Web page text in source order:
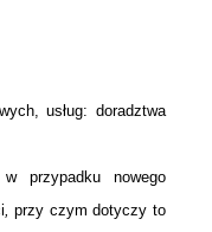
usług: doradztwa
w przypadku nowego
przy czym dotyczy to